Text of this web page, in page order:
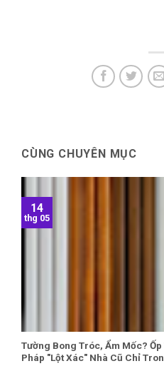
CÙNG CHUYÊN MỤC
Tường Bong Tróc, Ẩm Mốc?
Pháp "Lột Xác" Nhà Cũ Chỉ
14
thg 05